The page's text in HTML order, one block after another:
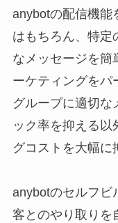
anybotの配信機能
はもちろん、特定
なメッセージを簡
ーケティングをパ
グループに適切な
ック率を抑える
グコストを大幅に
anybotのセルフビ
客とのやり取りを